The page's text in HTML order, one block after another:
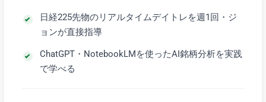
日経225先物のリアルタイムデイトレを週1回・ジ
ョンが直接指導
ChatGPT・NotebookLMを使ったAI銘柄分析を実践
で学べる